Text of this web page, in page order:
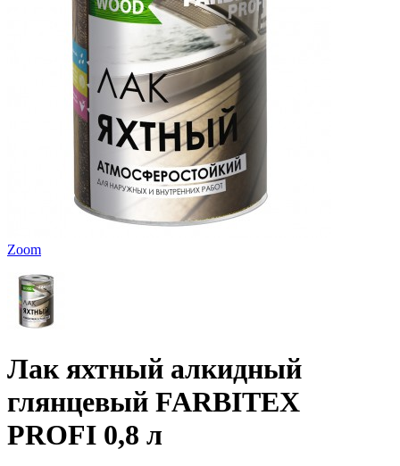
Zoom
Лак яхтный алкидный
глянцевый FARBITEX
PROFI 0,8 л